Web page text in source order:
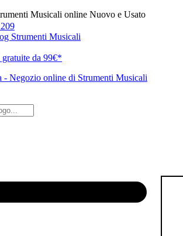
Musicali online Nuovo e Usato
Strumenti Musicali
da 99€*